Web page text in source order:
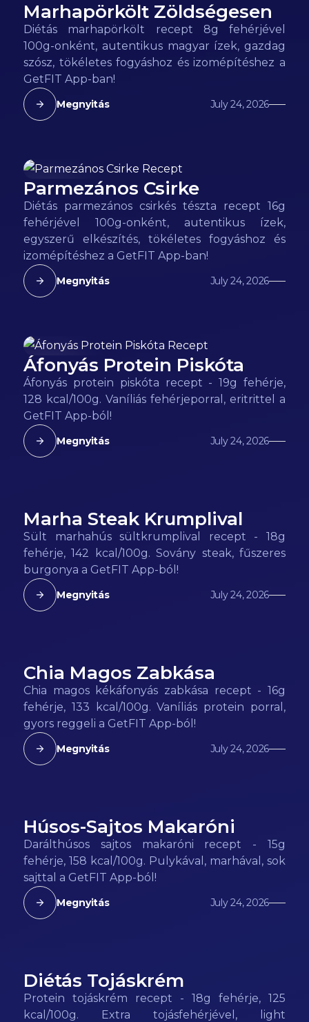
80kcal
Marhapörkölt Zöldségesen
Diétás marhapörkölt recept 8g fehérjével
100g-onként, autentikus magyar ízek, gazdag
szósz, tökéletes fogyáshoz és izomépítéshez a
GetFIT App-ban!
Megnyitás July 24, 2026
137kcal
Parmezános Csirke
Diétás parmezános csirkés tészta recept 16g
fehérjével 100g-onként, autentikus ízek,
egyszerű elkészítés, tökéletes fogyáshoz és
izomépítéshez a GetFIT App-ban!
Megnyitás July 24, 2026
128kcal
Áfonyás Protein Piskóta
Áfonyás protein piskóta recept - 19g fehérje,
128 kcal/100g. Vaníliás fehérjeporral, eritrittel a
GetFIT App-ból!
Megnyitás July 24, 2026
142kcal
Marha Steak Krumplival
Sült marhahús sültkrumplival recept - 18g
fehérje, 142 kcal/100g. Sovány steak, fűszeres
burgonya a GetFIT App-ból!
Megnyitás July 24, 2026
133kcal
Chia Magos Zabkása
Chia magos kékáfonyás zabkása recept - 16g
fehérje, 133 kcal/100g. Vaníliás protein porral,
gyors reggeli a GetFIT App-ból!
Megnyitás July 24, 2026
158kcal
Húsos-Sajtos Makaróni
Darálthúsos sajtos makaróni recept - 15g
fehérje, 158 kcal/100g. Pulykával, marhával, sok
sajttal a GetFIT App-ból!
Megnyitás July 24, 2026
125kcal
Diétás Tojáskrém
Protein tojáskrém recept - 18g fehérje, 125
kcal/100g. Extra tojásfehérjével, light